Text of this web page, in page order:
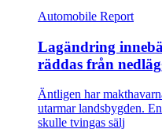
Automobile Report
Lagändring
räddas från
Äntligen har
utarmar landsbygden.
skulle tvingas sälj